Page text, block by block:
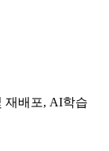
재배포, AI학습